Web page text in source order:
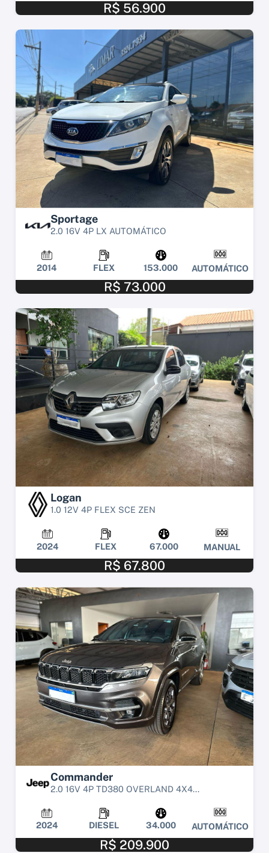
R$ 56.900
Sportage
2.0 16V 4P LX AUTOMÁTICO
2014 FLEX 153.000 AUTOMÁTICO
R$ 73.000
Logan
1.0 12V 4P FLEX SCE ZEN
2024 FLEX 67.000 MANUAL
R$ 67.800
Commander
2.0 16V 4P TD380 OVERLAND 4X4...
2024 DIESEL 34.000 AUTOMÁTICO
R$ 209.900